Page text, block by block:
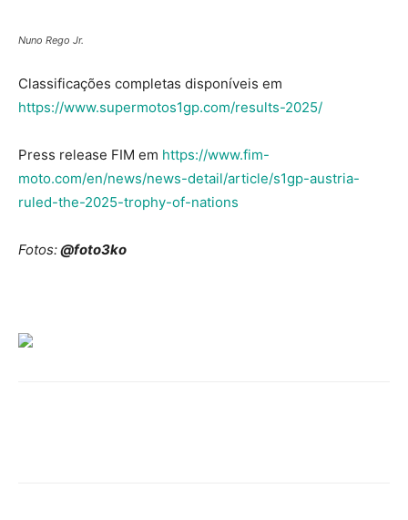
Nuno Rego Jr.
Classificações completas disponíveis em
https://www.supermotos1gp.com/results-2025/
Press release FIM em https://www.fim-
moto.com/en/news/news-detail/article/s1gp-austria-
ruled-the-2025-trophy-of-nations
Fotos:@foto3ko